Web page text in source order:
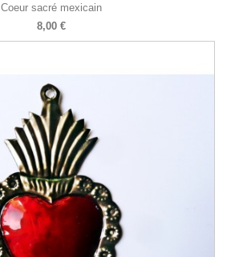
Coeur sacré mexicain
8,00 €